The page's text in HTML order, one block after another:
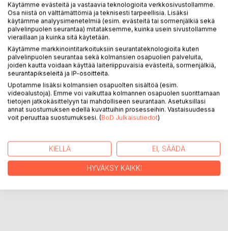
KUVAUS
Omiin kokemuksiin perustuva runokuvaelma Paanajärven
luonnonpuiston luontoelämyksistä ja tunnelmista värikuvien
kera.
Runokirja on kunnianosoitus isiemme menetetyn synnyin- ja
kotiseudun luonnonsuojelutoimenpiteille.
KIRJAILIJA
LEHDISTÖARVOSTELUT
LUKIJA-ARVOSTELUT
Käytämme evästeitä ja vastaavia teknologioita verkkosivustollamme.
Osa niistä on välttämättömiä ja teknisesti tarpeellisia. Lisäksi
käytämme analyysimenetelmiä (esim. evästeitä tai sormenjälkiä sekä
palvelinpuolen seurantaa) mitataksemme, kuinka usein sivustollamme
vieraillaan ja kuinka sitä käytetään.
Käytämme markkinointitarkoituksiin seurantateknologioita kuten
palvelinpuolen seurantaa sekä kolmansien osapuolien palveluita,
joiden kautta voidaan käyttää laiteriippuvaisia evästeitä, sormenjälkiä,
seurantapikseleitä ja IP-osoitteita.
Upotamme lisäksi kolmansien osapuolten sisältöä (esim.
videoalustoja). Emme voi vaikuttaa kolmannen osapuolen suorittamaan
tietojen jatkokäsittelyyn tai mahdolliseen seurantaan. Asetuksillasi
annat suostumuksen edellä kuvattuihin prosesseihin. Vastaisuudessa
voit peruuttaa suostumuksesi. (BoD Julkaisutiedot)
KIELLÄ EI, SÄÄDÄ
HYVÄKSY KAIKKI